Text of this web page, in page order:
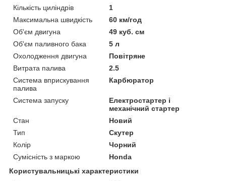
Кількість циліндрів
1
Максимальна швидкість
60 км/год
Об'єм двигуна
49 куб. см
Об'єм паливного бака
5 л
Охолодження двигуна
Повітряне
Витрата палива
2.5
Система вприскування
палива
Карбюратор
Система запуску
Електростартер і
механічний стартер
Стан
Новий
Тип
Скутер
Колір
Чорний
Сумісність з маркою
Honda
Користувальницькі характеристики